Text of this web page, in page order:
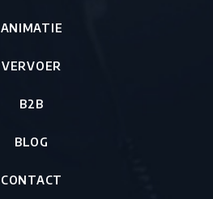
ANIMATIE
VERVOER
B2B
BLOG
CONTACT